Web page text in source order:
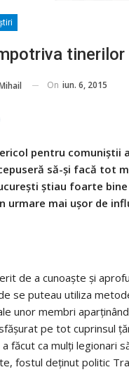
tinerilor
On iun. 6, 2015
pentru
să-şi facă tot
ştiau foarte
urmare mai uşor de
de a cunoaşte şi
se puteau utiliza
unor membri
pe tot cu­prinsul
făcut ca mulţi legionari
fostul deţinut politic